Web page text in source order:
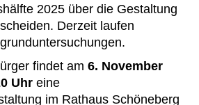
2025 über die Gestaltung
Derzeit laufen
findet am 6. November
Uhr eine
im Rathaus Schöneberg